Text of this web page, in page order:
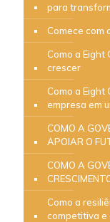
para
Comece com
Como a Eight
crescer
Como a Eight
empresa em
COMO A
APOIAR O
COMO A
Como a
competitiva e